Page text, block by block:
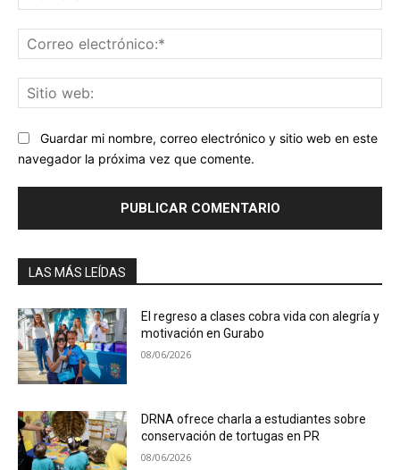
Guardar mi nombre, correo electrónico y sitio web en este
navegador la próxima vez que comente.
LAS MÁS LEÍDAS
El regreso a clases cobra vida con alegría y
motivación en Gurabo
08/06/2026
DRNA ofrece charla a estudiantes sobre
conservación de tortugas en PR
08/06/2026